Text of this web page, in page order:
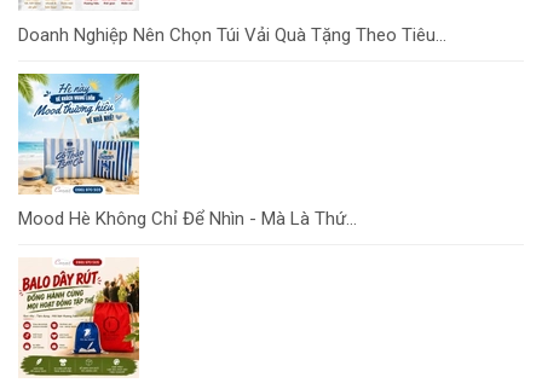
Doanh Nghiệp Nên Chọn Túi Vải Quà Tặng Theo Tiêu...
Mood Hè Không Chỉ Để Nhìn - Mà Là Thứ...